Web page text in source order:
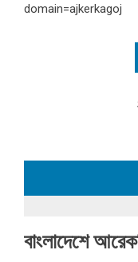
domain=ajkerkagoj
বাংলাদেশে